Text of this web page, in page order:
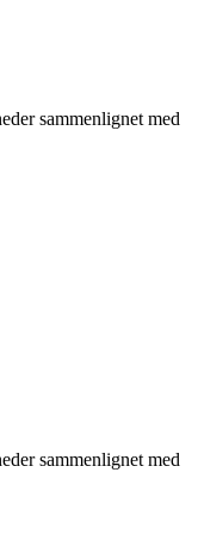
sammenlignet med
sammenlignet med